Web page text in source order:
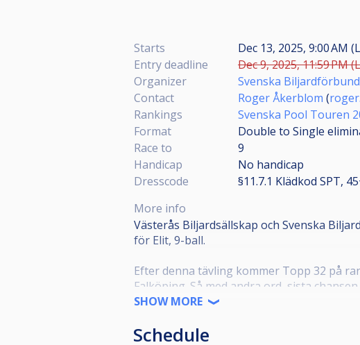
Starts
Dec 13, 2025, 9:00 AM
Entry deadline
Dec 9, 2025, 11:59 PM
Organizer
Svenska
Contact
Roger Åkerblom (
Rankings
Svenska Pool Touren
Format
Double to Single
Race to
9
Handicap
No handicap
Dresscode
§11.7.1 Klädkod SPT,
More info
Västerås Biljardsällskap och Svenska
för Elit, 9-ball.
Efter denna tävling kommer Topp 32 på
Falköping. Så med andra ord, sista
SHOW MORE
Schedule